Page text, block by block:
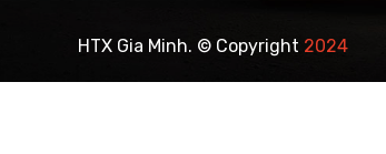
HTX Gia Minh. © Copyright 2024